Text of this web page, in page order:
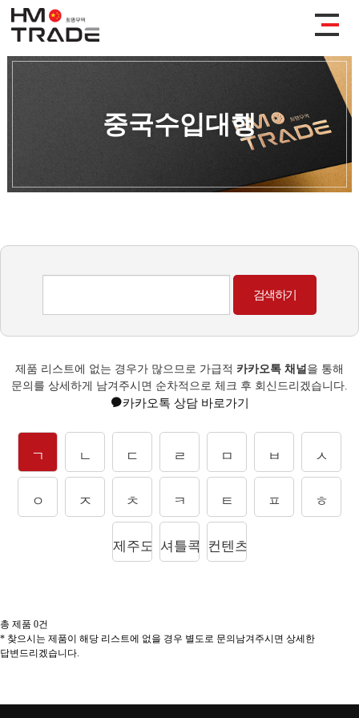
중국수입대행
제품 리스트에 없는 경우가 많으므로 가급적 카카오톡 채널 을 통해
문의를 상세하게 남겨주시면 순차적으로 체크 후 회신드리겠습니다.
카카오톡 상담 바로가기
ㄱ ㄴ ㄷ ㄹ ㅁ ㅂ ㅅ
ㅇ ㅈ ㅊ ㅋ ㅌ ㅍ ㅎ
제주도상품셔틀콕 컨텐츠
총 제품 0건
* 찾으시는 제품이 해당 리스트에 없을 경우 별도로 문의남겨주시면 상세한
답변드리겠습니다.